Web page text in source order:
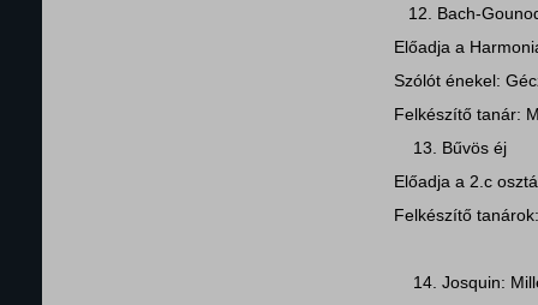
12. Bach-
Előadja a
Szólót énekel:
Felkészítő tanár:
13. Bűvös éj
Előadja a 2.c
Felkészítő
14. Josquin: